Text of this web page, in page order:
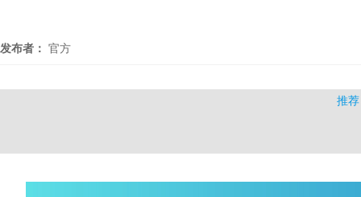
发布者： 官方
推荐